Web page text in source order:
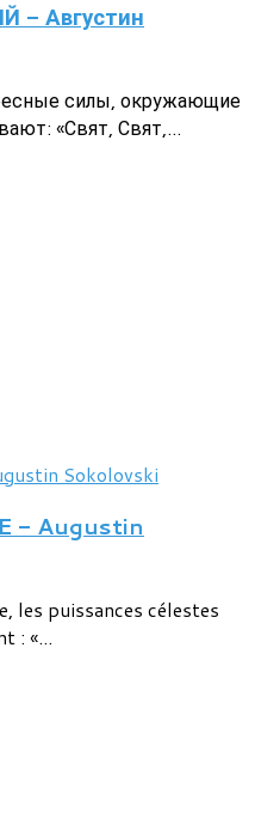
- Августин
силы, окружающие
«Свят, Свят,...
- Augustin
les puissances célestes
: «...